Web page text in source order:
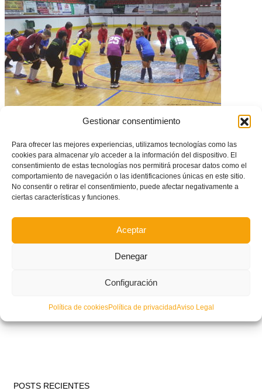
Gestionar consentimiento
Para ofrecer las mejores experiencias, utilizamos tecnologías como las
cookies para almacenar y/o acceder a la información del dispositivo. El
consentimiento de estas tecnologías nos permitirá procesar datos como el
comportamiento de navegación o las identificaciones únicas en este sitio.
No consentir o retirar el consentimiento, puede afectar negativamente a
ciertas características y funciones.
Aceptar
Denegar
Configuración
Política de cookiesPolítica de privacidadAviso Legal
POSTS RECIENTES